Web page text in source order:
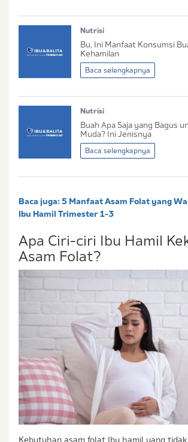
Sedang Hamil
Sedang Hamil dan Memiliki Anak
kebijakan privasi
Saya setuju dan bersedia menerima
Ibu & Balita, Frisian Flag Indonesia,
Nutrisi
Bu, Ini Manfaat Konsumsi
Kehamilan
Baca selengkapnya
Nutrisi
Buah Apa Saja yang Bagus
Muda? Ini Jenisnya
Baca selengkapnya
Baca juga:5 Manfaat Asam Folat yang
Ibu Hamil Trimester 1-3
Apa Ciri-ciri Ibu Hamil
Asam Folat?
Kebutuhan asam folat Ibu hamil yang